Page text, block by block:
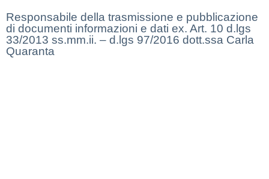
Responsabile della trasmissione e pubblicazione
di documenti informazioni e dati ex. Art. 10 d.lgs
33/2013 ss.mm.ii. – d.lgs 97/2016 dott.ssa Carla
Quaranta